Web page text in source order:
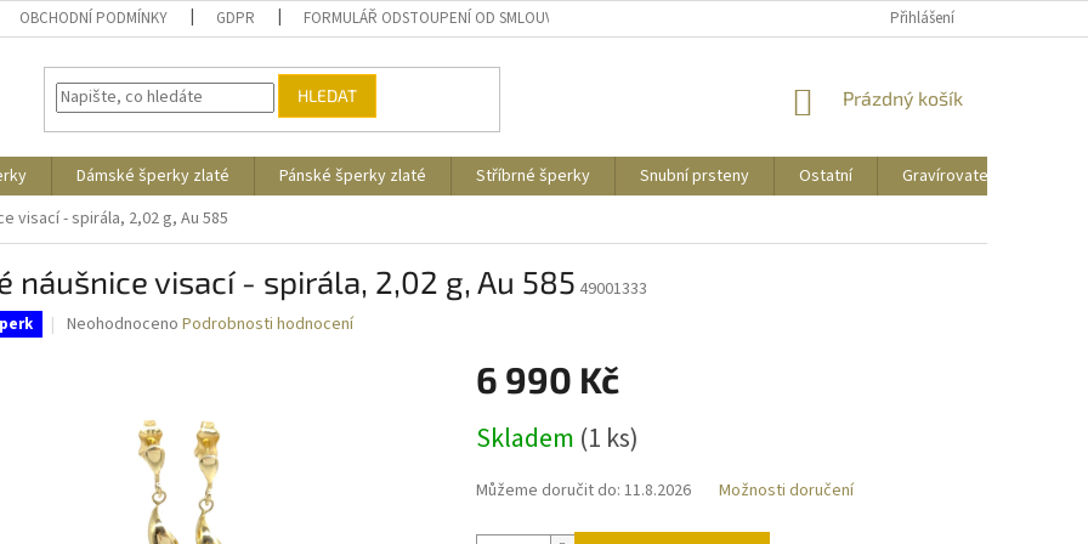
OBCHODNÍ PODMÍNKY GDPR FORMULÁŘ ODSTOUPENÍ OD SMLOUVY CENY DOPRAVYPřihlášení
HLEDAT
NÁKUPNÍ
Prázdný košík
Dámské šperky zlaté Pánské šperky zlaté Stříbrné šperky Snubní prsteny Ostatní Gravírovatelné
visací - spirála, 2,02 g, Au 585
náušnice visací - spirála, 2,02 g, Au 585 49001333
Průměrné
Neohodnoceno Podrobnosti hodnocení
6 990 Kč
cena:
Skladem (1 ks)
Můžeme doručit do: 11.8.2026 Možnosti doručení